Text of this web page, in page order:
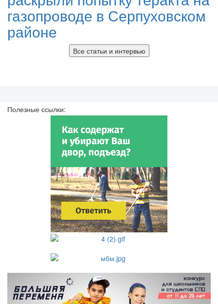
газопроводе в Серпуховском
районе
Все статьи и интервью
Полезные ссылки: